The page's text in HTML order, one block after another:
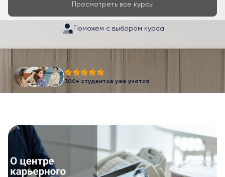
Просмотреть все курсы
Поможем с выбором курса
300+ студентов уже учатся